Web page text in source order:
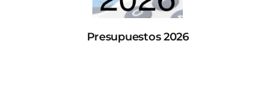
Presupuestos 2026